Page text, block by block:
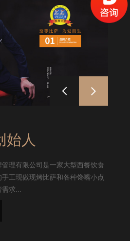
始人
理有限公司是一家大型西餐饮食
工现做现烤比萨和各种馋嘴小点
求...